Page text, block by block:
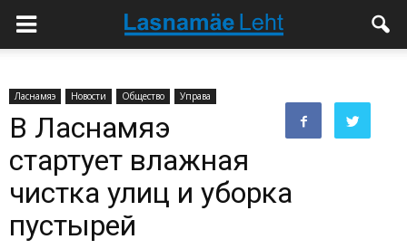
Ласнамяэ Новости Общество Управа
В Ласнамяэ
стартует влажная
чистка улиц и уборка
пустырей